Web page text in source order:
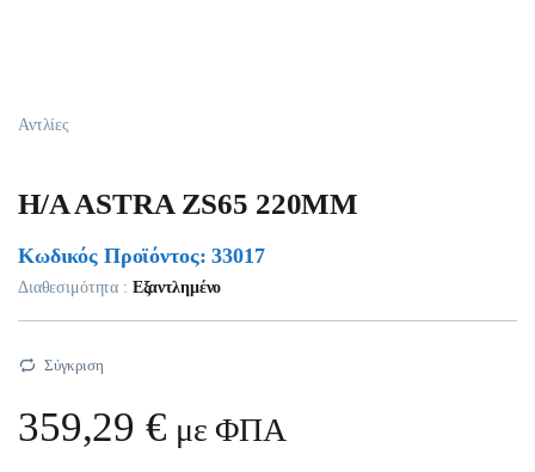
Αντλίες
H/A ASTRA ZS65 220MM
Κωδικός Προϊόντος: 33017
Διαθεσιμότητα : Εξαντλημένο
Σύγκριση
359,29€ με ΦΠΑ